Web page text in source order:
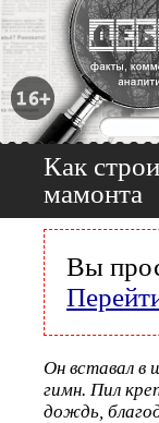
Как
мамонта
Вы
Он вставал в
гимн. Пил
дождь,